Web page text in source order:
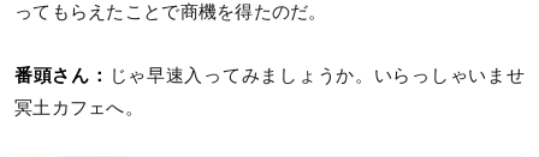
ってもらえたことで商機を得たのだ。
番頭さん：
じゃ早速入ってみましょうか。いらっしゃいませ
冥土カフェへ。